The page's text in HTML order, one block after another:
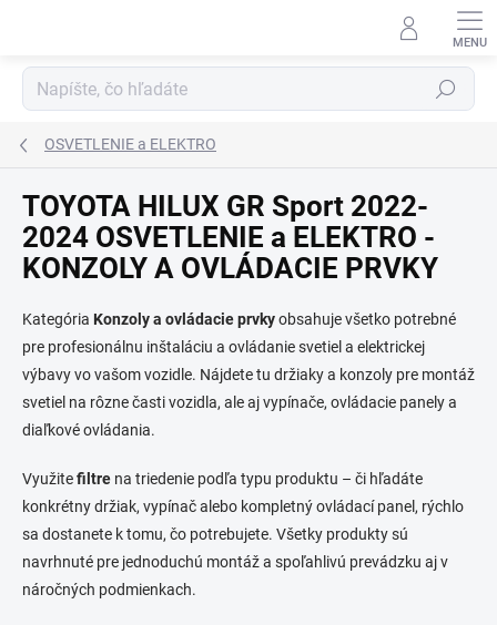
Hľadať
OSVETLENIE a ELEKTRO
TOYOTA HILUX GR Sport 2022-
2024 OSVETLENIE a ELEKTRO -
KONZOLY A OVLÁDACIE PRVKY
Kategória Konzoly a ovládacie prvkyobsahuje všetko potrebné
pre profesionálnu inštaláciu a ovládanie svetiel a elektrickej
výbavy vo vašom vozidle. Nájdete tu držiaky a konzoly pre montáž
svetiel na rôzne časti vozidla, ale aj vypínače, ovládacie panely a
diaľkové ovládania.
Využitefiltre na triedenie podľa typu produktu – či hľadáte
konkrétny držiak, vypínač alebo kompletný ovládací panel, rýchlo
sa dostanete k tomu, čo potrebujete. Všetky produkty sú
navrhnuté pre jednoduchú montáž a spoľahlivú prevádzku aj v
náročných podmienkach.